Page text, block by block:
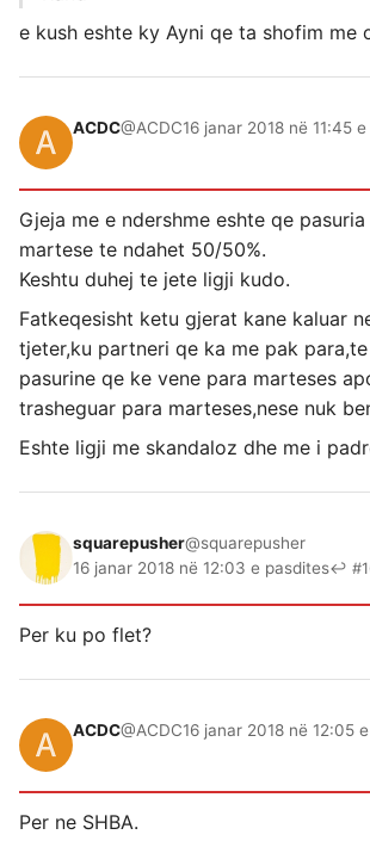
e kush eshte ky Ayni qe ta shofim me
ACDC@ACDC16 janar 2018 në 11:45
Gjeja me e ndershme eshte qe pasuria
martese te ndahet 50/50%.
Keshtu duhej te jete ligji kudo.
Fatkeqesisht ketu gjerat kane kaluar
tjeter,ku partneri qe ka me pak
pasurine qe ke vene para marteses
trasheguar para marteses,nese nuk
Eshte ligji me skandaloz dhe me i
squarepusher@squarepusher
16 janar 2018 në 12:03 e pasdites↩
Per ku po flet?
ACDC@ACDC16 janar 2018 në 12:05
Per ne SHBA.